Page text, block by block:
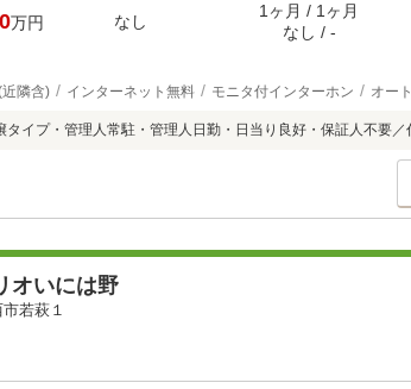
万円 なし
1ヶ月 / 1ヶ月
なし / -
隣含) インターネット無料 モニタ付インターホン オー
タイプ・管理人常駐・管理人日勤・日当り良好・保証人不要
オいには野
若萩１